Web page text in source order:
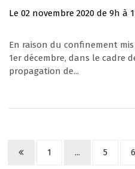
Le 02 novembre 2020 de 9h à
En raison du confinement
1er décembre, dans le cadre
propagation de...
1 ... 5 6